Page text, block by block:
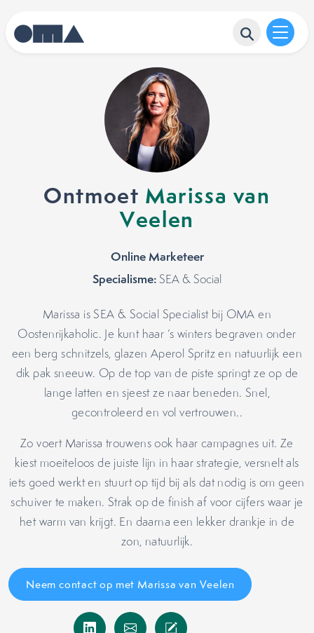
Ontmoet Marissa van
Veelen
Online Marketeer
Specialisme:SEA & Social
Marissa is SEA & Social Specialist bij OMA en
Oostenrijkaholic. Je kunt haar ‘s winters begraven onder
een berg schnitzels, glazen Aperol Spritz en natuurlijk een
dik pak sneeuw. Op de top van de piste springt ze op de
lange latten en sjeest ze naar beneden. Snel,
gecontroleerd en vol vertrouwen..
Zo voert Marissa trouwens ook haar campagnes uit. Ze
kiest moeiteloos de juiste lijn in haar strategie, versnelt als
iets goed werkt en stuurt op tijd bij als dat nodig is om geen
schuiver te maken. Strak op de finish af voor cijfers waar je
het warm van krijgt. En daarna een lekker drankje in de
zon, natuurlijk.
Neem contact op met Marissa van Veelen